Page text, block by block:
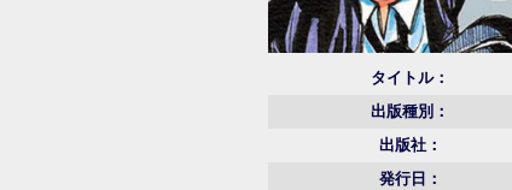
タイトル：
出版種別：
出版社：
発行日：